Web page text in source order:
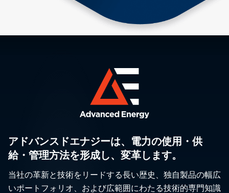
アドバンスドエナジーは、電力の使用・供
給・管理方法を形成し、変革します。
当社の革新と技術をリードする長い歴史、独自製品の幅広
いポートフォリオ、および広範囲にわたる技術的専門知識